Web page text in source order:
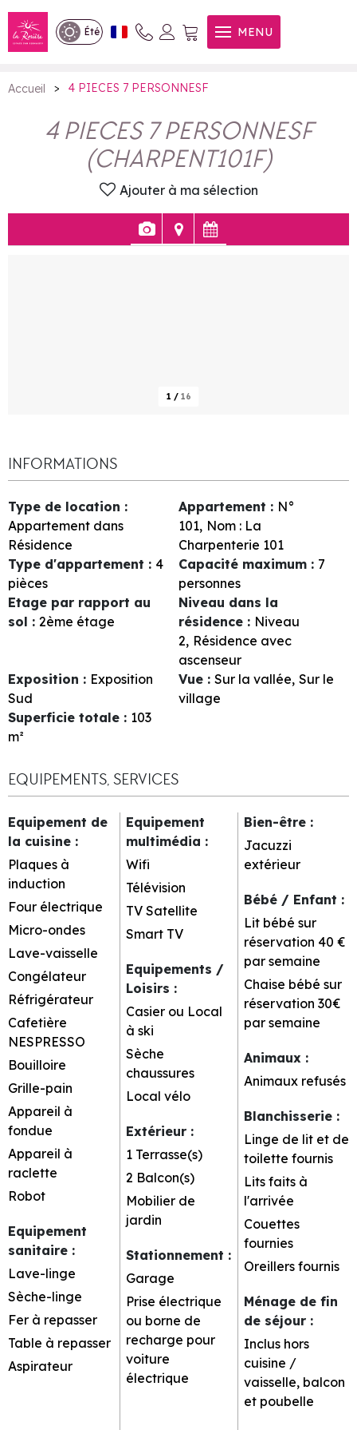
Été MENU
4 PIECES 7 PERSONNESF
Accueil > 4 PIECES 7 PERSONNESF
4 PIECES 7 PERSONNESF
(CHARPENT101F)
Ajouter à ma sélection
1 / 16
INFORMATIONS
Type de location :
Appartement dans
Résidence
Appartement : N°
101 Nom : La
Charpenterie 101
Type d'appartement : 4
pièces
Capacité maximum : 7
personnes
Etage par rapport au
sol : 2ème étage
Niveau dans la
résidence : Niveau
2 Résidence avec
ascenseur
Exposition : Exposition
Sud
Vue : Sur la vallée Sur le
village
Superficie totale : 103
m²
EQUIPEMENTS, SERVICES
Equipement de
la cuisine :
Plaques à
induction
Four électrique
Micro-ondes
Lave-vaisselle
Congélateur
Réfrigérateur
Cafetière
NESPRESSO
Bouilloire
Grille-pain
Appareil à
fondue
Appareil à
raclette
Robot
Equipement
sanitaire :
Lave-linge
Sèche-linge
Fer à repasser
Table à repasser
Aspirateur
Equipement
multimédia :
Wifi
Télévision
TV Satellite
Smart TV
Equipements /
Loisirs :
Casier ou Local
à ski
Sèche
chaussures
Local vélo
Extérieur :
1 Terrasse(s)
2 Balcon(s)
Mobilier de
jardin
Stationnement :
Garage
Prise électrique
ou borne de
recharge pour
voiture
électrique
Bien-être :
Jacuzzi
extérieur
Bébé / Enfant :
Lit bébé sur
réservation 40 €
par semaine
Chaise bébé sur
réservation 30€
par semaine
Animaux :
Animaux refusés
Blanchisserie :
Linge de lit et de
toilette fournis
Lits faits à
l'arrivée
Couettes
fournies
Oreillers fournis
Ménage de fin
de séjour :
Inclus hors
cuisine /
vaisselle, balcon
et poubelle